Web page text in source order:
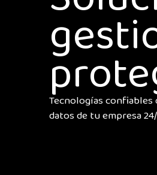
Tecnologías
datos de tu empresa